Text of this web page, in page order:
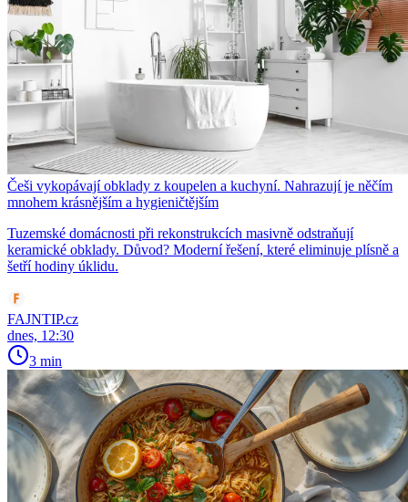
Češi vykopávají obklady z koupelen a kuchyní. Nahrazují je něčím
mnohem krásnějším a hygieničtějším
Tuzemské domácnosti při rekonstrukcích masivně odstraňují
keramické obklady. Důvod? Moderní řešení, které eliminuje plísně a
šetří hodiny úklidu.
FAJNTIP.cz
dnes, 12:30
3 min